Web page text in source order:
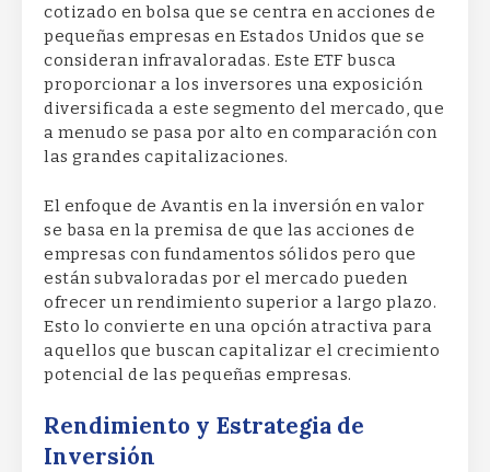
cotizado en bolsa que se centra en acciones de
pequeñas empresas en Estados Unidos que se
consideran infravaloradas. Este ETF busca
proporcionar a los inversores una exposición
diversificada a este segmento del mercado, que
a menudo se pasa por alto en comparación con
las grandes capitalizaciones.
El enfoque de Avantis en la inversión en valor
se basa en la premisa de que las acciones de
empresas con fundamentos sólidos pero que
están subvaloradas por el mercado pueden
ofrecer un rendimiento superior a largo plazo.
Esto lo convierte en una opción atractiva para
aquellos que buscan capitalizar el crecimiento
potencial de las pequeñas empresas.
Rendimiento y Estrategia de
Inversión